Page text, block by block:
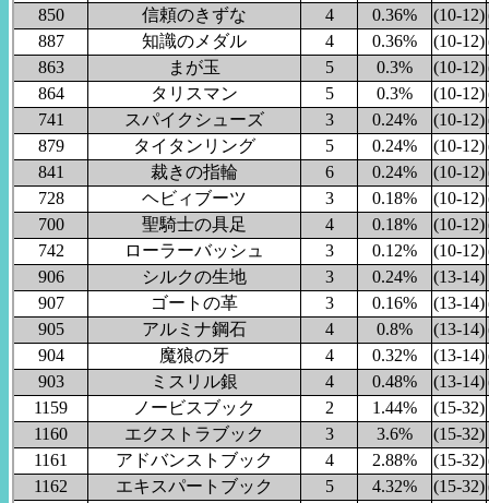
850 信頼のきずな 4 0.36% (10-12)
887
知識のメダル 4 0.36% (10-12)
863
まが玉 5 0.3% (10-12)
864
タリスマン 5 0.3% (10-12)
741
スパイクシューズ 3 0.24% (10-12)
879
タイタンリング 5 0.24% (10-12)
841
裁きの指輪 6 0.24% (10-12)
728
ヘビィブーツ 3 0.18% (10-12)
700
聖騎士の具足 4 0.18% (10-12)
742
ローラーバッシュ 3 0.12% (10-12)
906
シルクの生地 3 0.24%
(13-14)
907
ゴートの革 3 0.16% (13-14)
905
アルミナ鋼石 4 0.8% (13-14)
904
魔狼の牙 4 0.32% (13-14)
903
ミスリル銀 4 0.48% (13-14)
1159
ノービスブック 2 1.44%
(15-32)
1160
エクストラブック 3 3.6%
(15-32)
1161
アドバンストブック 4 2.88% (15-32)
1162
エキスパートブック 5 4.32% (15-32)